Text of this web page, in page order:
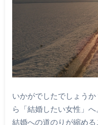
いかがでしたでしょう
ら「結婚したい女性」へ
結婚への道のりが縮める